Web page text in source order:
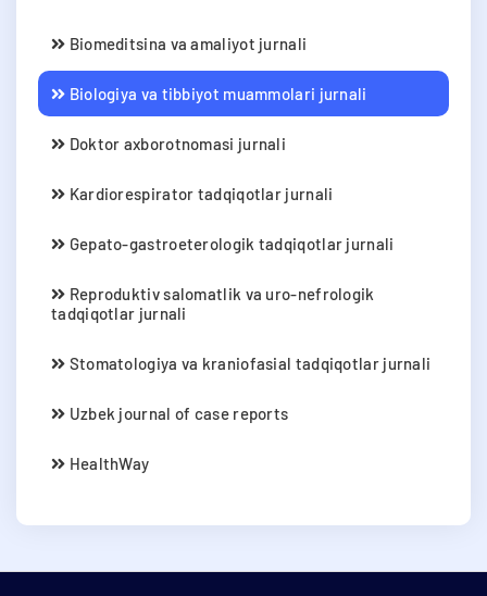
Biomeditsina va amaliyot jurnali
Biologiya va tibbiyot muammolari jurnali
Doktor axborotnomasi jurnali
Kardiorespirator tadqiqotlar jurnali
Gepato-gastroeterologik tadqiqotlar jurnali
Reproduktiv salomatlik va uro-nefrologik
tadqiqotlar jurnali
Stomatologiya va kraniofasial tadqiqotlar jurnali
Uzbek journal of case reports
HealthWay